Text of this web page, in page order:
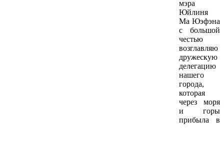
мэра
Юйлиня
Ма Юэфэна
с большой
честью
возглавляю
дружескую
делегацию
нашего
города,
которая
через моря
и горы
прибыла в